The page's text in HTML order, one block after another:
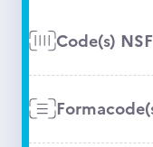
Code(s) NSF